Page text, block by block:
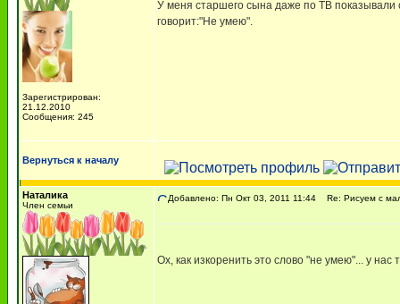
Зарегистрирован:
21.12.2010
Сообщения: 245
У меня старшего сына даже по ТВ показывали
говорит:"Не умею".
Вернуться к началу
Наталика
Член семьи
Добавлено: Пн Окт 03, 2011 11:44 Re: Рисуем с
Ох, как изкоренить это слово "не умею"... у